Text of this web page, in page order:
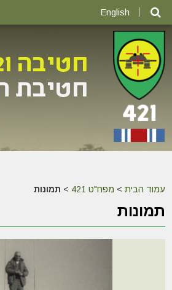
English
עמוד הבית > מפח"ט 421 > תמונות
תמונות